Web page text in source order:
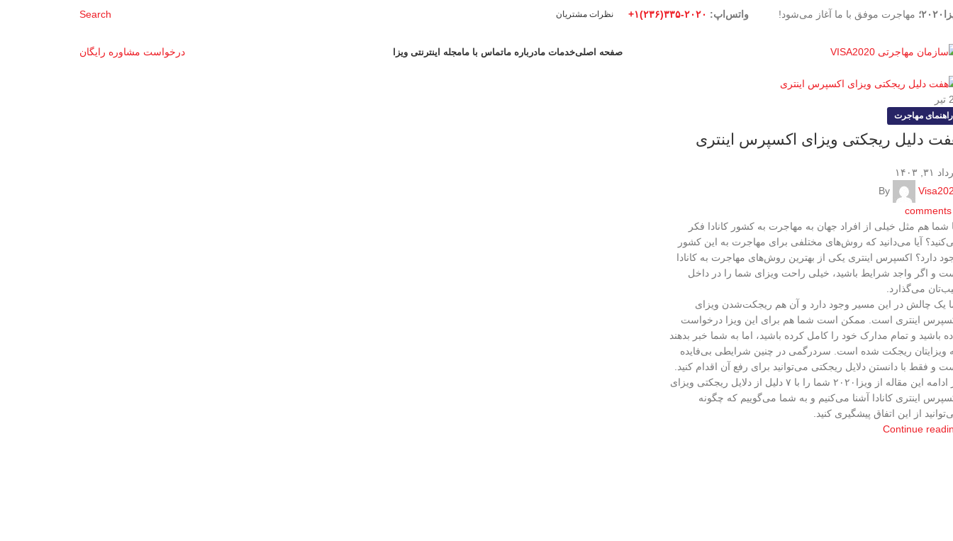
مهاجرت موفق با ما آغاز می‌شود! واتس‌اپ: ۲۰۲۰-۳۳۵(۲۳۶)۱+ نظرات مشتریان Search
صفحه اصلیخدمات مادرباره ماتماس با مامجله اینترنتی ویزا درخواست مشاوره رایگان
تیر
راهنمای مهاجرت
دلیل ریجکتی ویزای اکسپرس اینتری
۳۱, ۱۴۰۳
By
comments
شما هم مثل خیلی از افراد جهان به مهاجرت به کشور کانادا فکر
آیا می‌دانید که روش‌های مختلفی برای مهاجرت به این کشور
دارد؟ اکسپرس اینتری یکی از بهترین روش‌های مهاجرت به کانادا
و اگر واجد شرایط باشید، خیلی راحت ویزای شما را در داخل
می‌گذارد.
یک چالش در این مسیر وجود دارد و آن هم ریجکت‌شدن ویزای
اینتری است. ممکن است شما هم برای این ویزا درخواست
باشید و تمام مدارک خود را کامل کرده باشید، اما به شما خبر بدهند
ویزایتان ریجکت شده است. سردرگمی در چنین شرایطی بی‌فایده
و فقط با دانستن دلایل ریجکتی می‌توانید برای رفع آن اقدام کنید.
در ادامه این مقاله از ویزا۲۰۲۰ شما را با ۷ دلیل از دلایل ریجکتی ویزای
اینتری کانادا آشنا می‌کنیم و به شما می‌گوییم که چگونه
از این اتفاق پیشگیری کنید.
Continue